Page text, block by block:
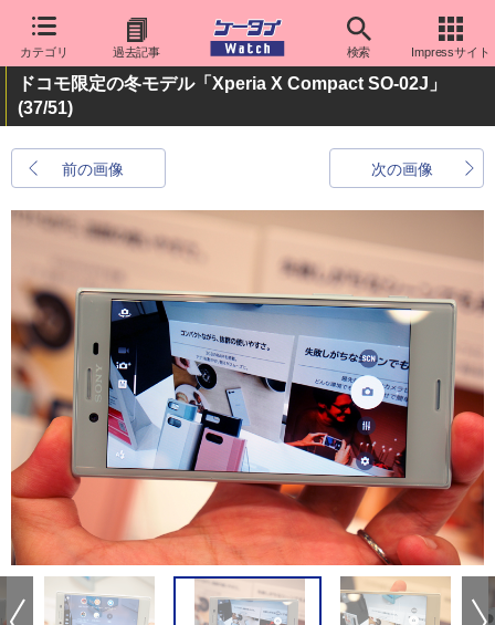
カテゴリ 過去記事 検索 Impressサイト
ドコモ限定の冬モデル「Xperia X Compact SO-02J」
(37/51)
前の画像 次の画像